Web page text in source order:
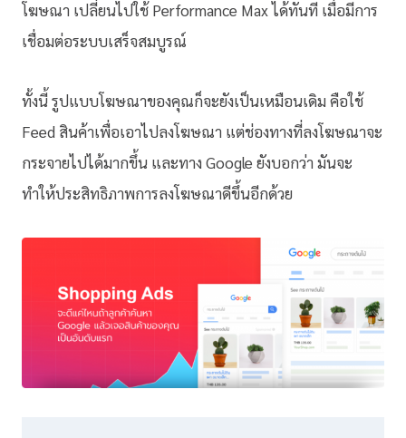
โฆษณา เปลี่ยนไปใช้ Performance Max ได้ทันที เมื่อมีการ
เชื่อมต่อระบบเสร็จสมบูรณ์
ทั้งนี้ รูปแบบโฆษณาของคุณก็จะยังเป็นเหมือนเดิม คือใช้
Feed สินค้าเพื่อเอาไปลงโฆษณา แต่ช่องทางที่ลงโฆษณาจะ
กระจายไปได้มากขึ้น และทาง Google ยังบอกว่า มันจะ
ทำให้ประสิทธิภาพการลงโฆษณาดีขึ้นอีกด้วย